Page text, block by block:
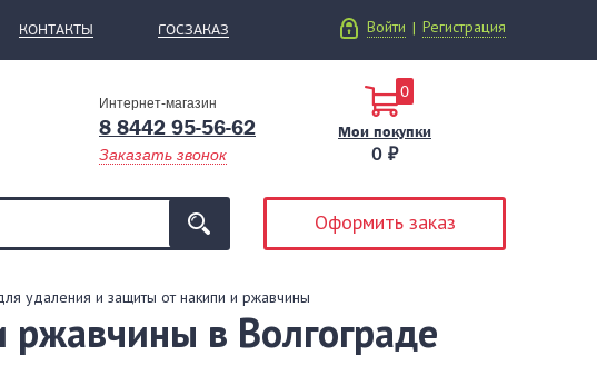
КОНТАКТЫ ГОСЗАКАЗ Войти | Регистрация
Интернет-магазин
8 8442 95-56-62
Заказать звонок
0
Мои покупки
0 ₽
Оформить заказ
удаления и защиты от накипи и ржавчины
в Волгограде